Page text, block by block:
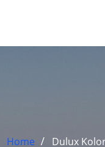
Home Dulux